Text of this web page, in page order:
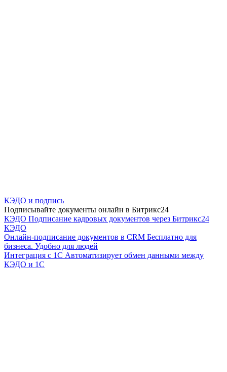
КЭДО и подпись
Подписывайте документы онлайн в Битрикс24
КЭДО Подписание кадровых документов через Битрикс24
КЭДО
Онлайн-подписание документов в CRM Бесплатно для
бизнеса. Удобно для людей
Интеграция с 1С Автоматизирует обмен данными между
КЭДО и 1С